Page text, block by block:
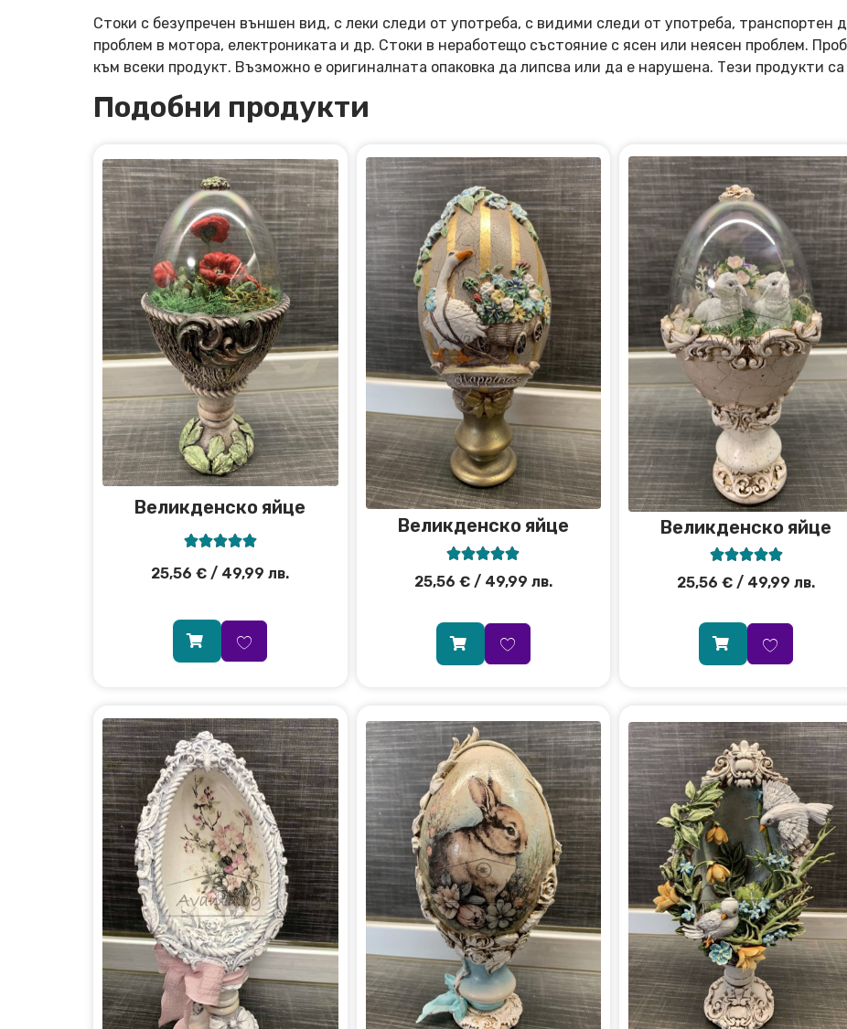
Стоки с безупречен външен вид, с леки следи от употреба, с видими следи от употреба, транспортен
проблем в мотора, електрониката и др. Стоки в неработещо състояние с ясен или неясен проблем.
към всеки продукт. Възможно е оригиналната опаковка да липсва или да е нарушена. Тези продукти
Подобни продукти
Великденско яйце

25,56€ / 49,99 лв.
Великденско яйце

25,56 €/ 49,99 лв.
Великденско яйце

25,56€ / 49,99 лв.